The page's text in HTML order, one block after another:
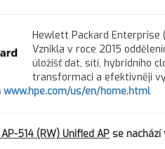
Hewlett Packard Enterprise
Vznikla v roce 2015
úložišť dat, sítí, hybridního
transformaci a efektivněji
www.hpe.com/us/en/home.html
514 (RW) Unified AP se